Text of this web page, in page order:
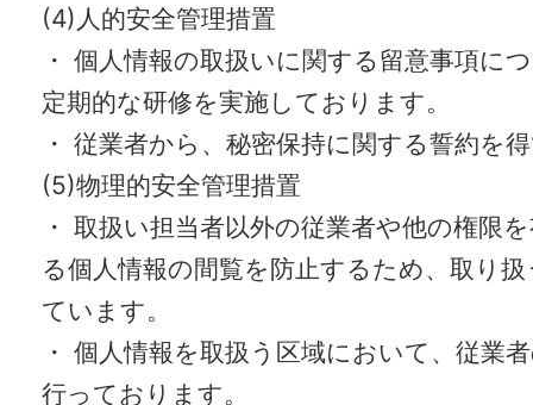
(4)人的安全管理措置
・ 個人情報の取扱いに関する留意事項に
定期的な研修を実施しております。
・ 従業者から、秘密保持に関する誓約を
(5)物理的安全管理措置
・ 取扱い担当者以外の従業者や他の権限
る個人情報の間覧を防止するため、取り
ています。
・ 個人情報を取扱う区域において、従業
行っております。